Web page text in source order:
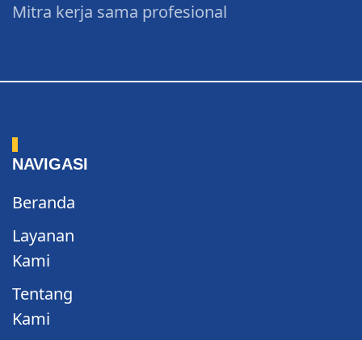
Mitra kerja sama profesional
NAVIGASI
Beranda
Layanan
Kami
Tentang
Kami